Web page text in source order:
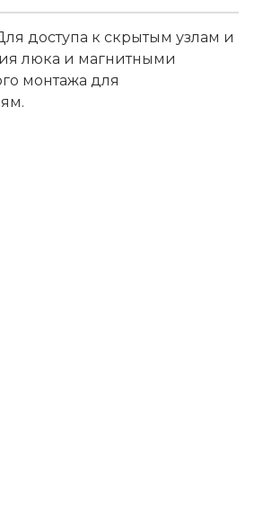
доступа к скрытым узлам и
люка и магнитными
монтажа для